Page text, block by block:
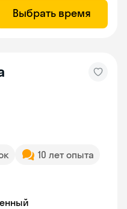
Выбрать время
10 лет опыта